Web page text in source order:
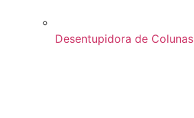
Desentupidora de Colunas